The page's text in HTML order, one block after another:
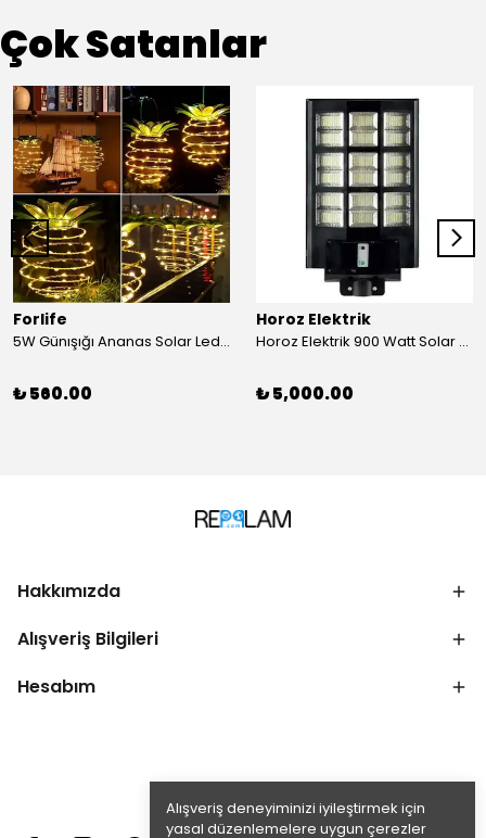
Alışveriş deneyiminizi iyileştirmek için
yasal düzenlemelere uygun çerezler
Çok Satanlar
Forlife
5W Günışığı Ananas Solar Led Aydınlatma Bahçe Balkon Aydınlatma
₺ 560.00
Horoz Elektrik
Horoz Elektrik 900 Watt Solar Sokak Armatürü Beyaz Işık
₺ 5,000.00
Hakkımızda
Alışveriş Bilgileri
Hesabım